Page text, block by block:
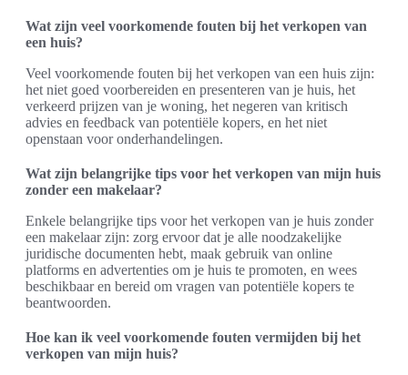
Wat zijn veel voorkomende fouten bij het verkopen van
een huis?
Veel voorkomende fouten bij het verkopen van een huis zijn:
het niet goed voorbereiden en presenteren van je huis, het
verkeerd prijzen van je woning, het negeren van kritisch
advies en feedback van potentiële kopers, en het niet
openstaan voor onderhandelingen.
Wat zijn belangrijke tips voor het verkopen van mijn huis
zonder een makelaar?
Enkele belangrijke tips voor het verkopen van je huis zonder
een makelaar zijn: zorg ervoor dat je alle noodzakelijke
juridische documenten hebt, maak gebruik van online
platforms en advertenties om je huis te promoten, en wees
beschikbaar en bereid om vragen van potentiële kopers te
beantwoorden.
Hoe kan ik veel voorkomende fouten vermijden bij het
verkopen van mijn huis?